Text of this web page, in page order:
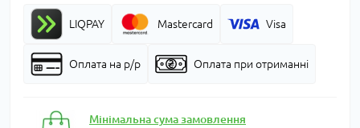
LIQPAY Mastercard Visa
Оплата на р/р Оплата при отриманні
Мінімальна сума замовлення